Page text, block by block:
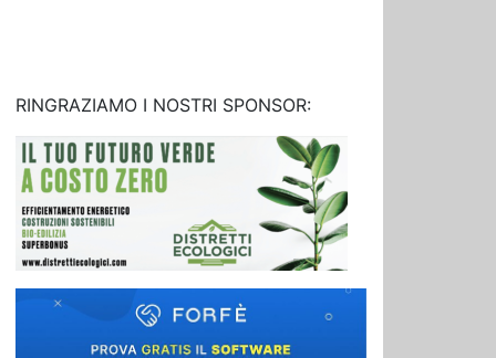
RINGRAZIAMO I NOSTRI SPONSOR: